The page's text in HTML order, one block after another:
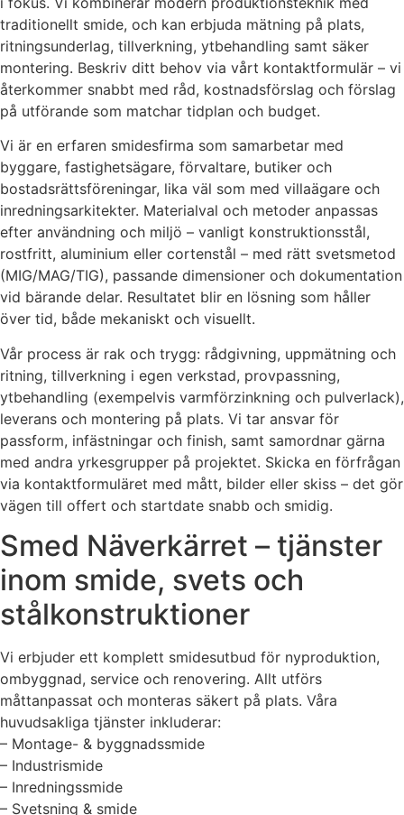
traditionellt smide, och kan erbjuda mätning på plats,
ritningsunderlag, tillverkning, ytbehandling samt säker
montering. Beskriv ditt behov via vårt kontaktformulär – vi
återkommer snabbt med råd, kostnadsförslag och förslag
på utförande som matchar tidplan och budget.
Vi är en erfaren smidesfirma som samarbetar med
byggare, fastighetsägare, förvaltare, butiker och
bostadsrättsföreningar, lika väl som med villaägare och
inredningsarkitekter. Materialval och metoder anpassas
efter användning och miljö – vanligt konstruktionsstål,
rostfritt, aluminium eller cortenstål – med rätt svetsmetod
(MIG/MAG/TIG), passande dimensioner och dokumentation
vid bärande delar. Resultatet blir en lösning som håller
över tid, både mekaniskt och visuellt.
Vår process är rak och trygg: rådgivning, uppmätning och
ritning, tillverkning i egen verkstad, provpassning,
ytbehandling (exempelvis varmförzinkning och pulverlack),
leverans och montering på plats. Vi tar ansvar för
passform, infästningar och finish, samt samordnar gärna
med andra yrkesgrupper på projektet. Skicka en förfrågan
via kontaktformuläret med mått, bilder eller skiss – det gör
vägen till offert och startdate snabb och smidig.
Smed Näverkärret – tjänster
inom smide, svets och
stålkonstruktioner
Vi erbjuder ett komplett smidesutbud för nyproduktion,
ombyggnad, service och renovering. Allt utförs
måttanpassat och monteras säkert på plats. Våra
huvudsakliga tjänster inkluderar:
– Montage- & byggnadssmide
– Industrismide
– Inredningssmide
– Svetsning & smide